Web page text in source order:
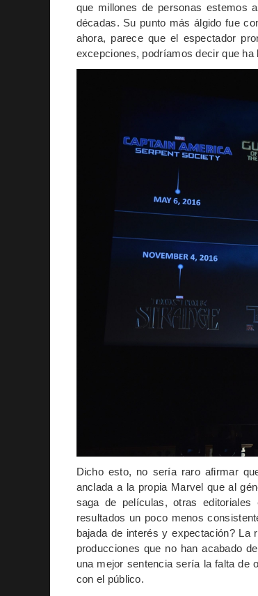
que millones de personas estemos
décadas. Su punto más álgido fue
ahora, parece que el espectador
excepciones, podríamos decir que ha
Dicho esto, no sería raro afirmar
anclada a la propia Marvel que al
saga de películas, otras editoriales
resultados un poco menos
bajada de interés y expectación?
producciones que no han acabado
una mejor sentencia sería la falta de
con el público.